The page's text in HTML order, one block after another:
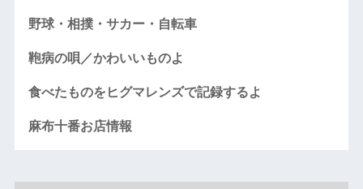
野球・相撲・サカー・自転車
鞄病の唄／かわいいものよ
食べたものをヒグマレンズで記録するよ
麻布十番お店情報